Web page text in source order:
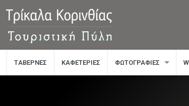
TΑΒΈΡΝΕΣ KΑΦΕΤΈΡΙΕΣ ΦΩΤΟΓΡΑΦΊΕΣ